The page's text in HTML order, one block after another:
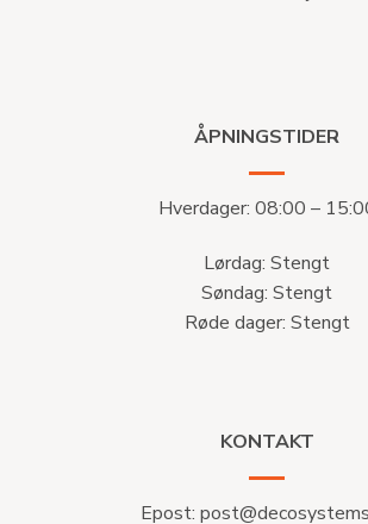
ÅPNINGSTIDER
Hverdager: 08:00 –
Lørdag: Stengt
Søndag: Stengt
Røde dager: Stengt
KONTAKT
Epost: